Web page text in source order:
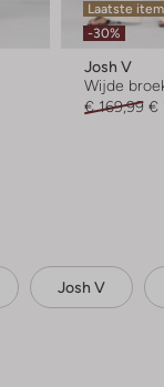
Laatste
-30%
Josh V
Wijde
€ 169,99 €
Josh V